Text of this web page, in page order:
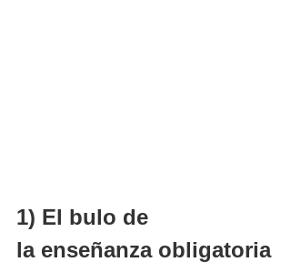
1) El bulo de
la enseñanza obligatoria